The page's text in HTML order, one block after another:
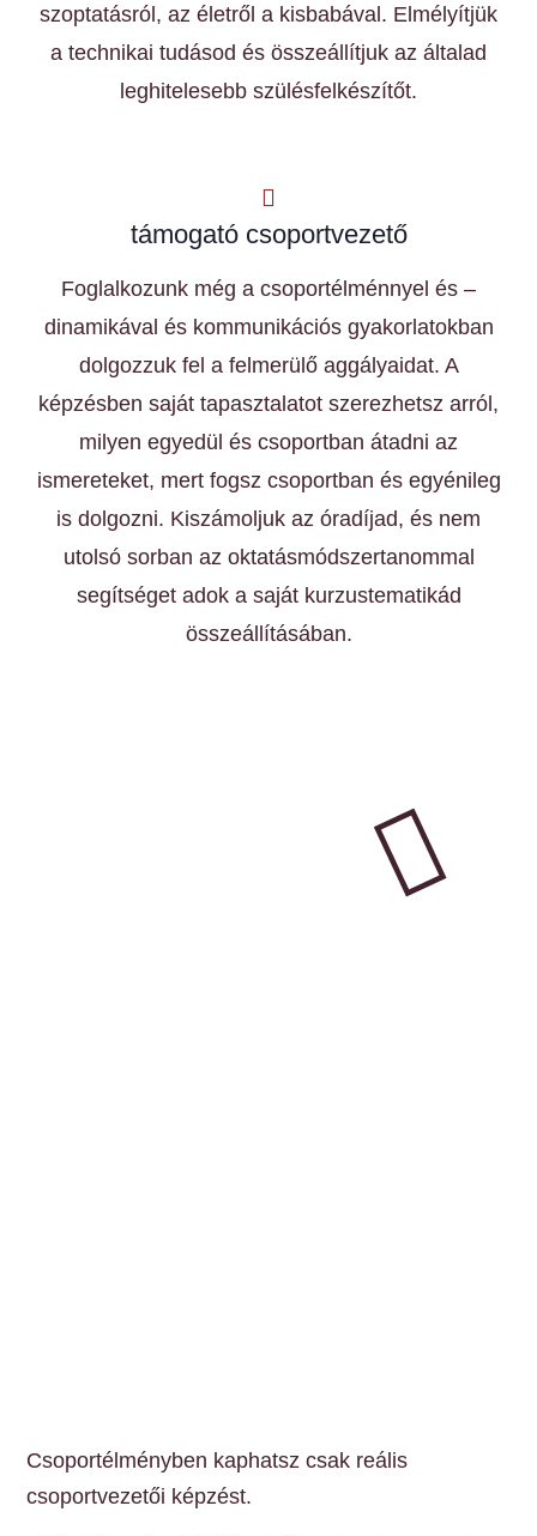
szoptatásról, az életről a kisbabával. Elmélyítjük
a technikai tudásod és összeállítjuk az általad
leghitelesebb szülésfelkészítőt.
támogató csoportvezető
Foglalkozunk még a csoportélménnyel és –
dinamikával és kommunikációs gyakorlatokban
dolgozzuk fel a felmerülő aggályaidat. A
képzésben saját tapasztalatot szerezhetsz arról,
milyen egyedül és csoportban átadni az
ismereteket, mert fogsz csoportban és egyénileg
is dolgozni. Kiszámoljuk az óradíjad, és nem
utolsó sorban az oktatásmódszertanommal
segítséget adok a saját kurzustematikád
összeállításában.
Csoportélményben kaphatsz csak reális
csoportvezetői képzést.